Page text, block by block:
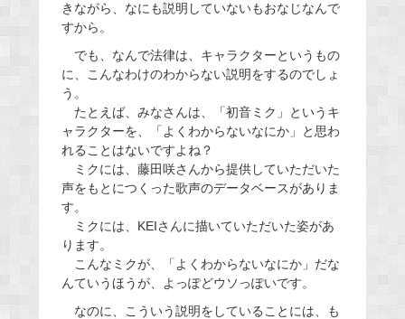
きながら、なにも説明していないもおなじなんで
すから。
でも、なんで法律は、キャラクターというもの
に、こんなわけのわからない説明をするのでしょ
う。
たとえば、みなさんは、「初音ミク」というキ
ャラクターを、「よくわからないなにか」と思わ
れることはないですよね？
ミクには、藤田咲さんから提供していただいた
声をもとにつくった歌声のデータベースがありま
す。
ミクには、KEIさんに描いていただいた姿があ
ります。
こんなミクが、「よくわからないなにか」だな
んていうほうが、よっぽどウソっぽいです。
なのに、こういう説明をしていることには、も